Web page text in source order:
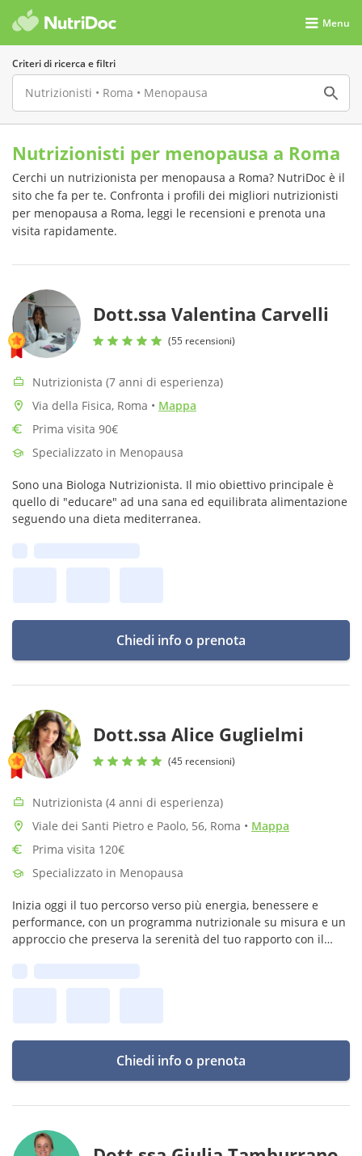
Menu
Criteri di ricerca e filtri
Nutrizionisti per menopausa a Roma
Cerchi un nutrizionista per menopausa a Roma? NutriDoc è il
sito che fa per te. Confronta i profili dei migliori nutrizionisti
per menopausa a Roma, leggi le recensioni e prenota una
visita rapidamente.
Dott.ssa Valentina Carvelli
(55 recensioni)
Nutrizionista (7 anni di esperienza)
Via della Fisica, Roma • Mappa
Prima visita 90€
Specializzato in Menopausa
Sono una Biologa Nutrizionista. Il mio obiettivo principale è
quello di "educare" ad una sana ed equilibrata alimentazione
seguendo una dieta mediterranea.
Chiedi info o prenota
Dott.ssa Alice Guglielmi
(45 recensioni)
Nutrizionista (4 anni di esperienza)
Viale dei Santi Pietro e Paolo, 56, Roma • Mappa
Prima visita 120€
Specializzato in Menopausa
Inizia oggi il tuo percorso verso più energia, benessere e
performance, con un programma nutrizionale su misura e un
approccio che preserva la serenità del tuo rapporto con il
Chiedi info o prenota